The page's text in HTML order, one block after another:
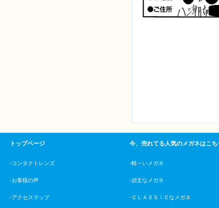
トップページ
-コンタクトレンズ
-お客様の声
-アクセスマップ
今、売れてる人気のメガネはこち
-軽～いメガネ
-頑丈なメガネ
-ＣＬＡＳＳＩＣなメガネ